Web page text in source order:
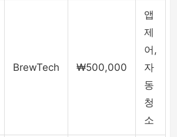
BrewTech ₩500,000
앱
제
어,
자
동
청
소